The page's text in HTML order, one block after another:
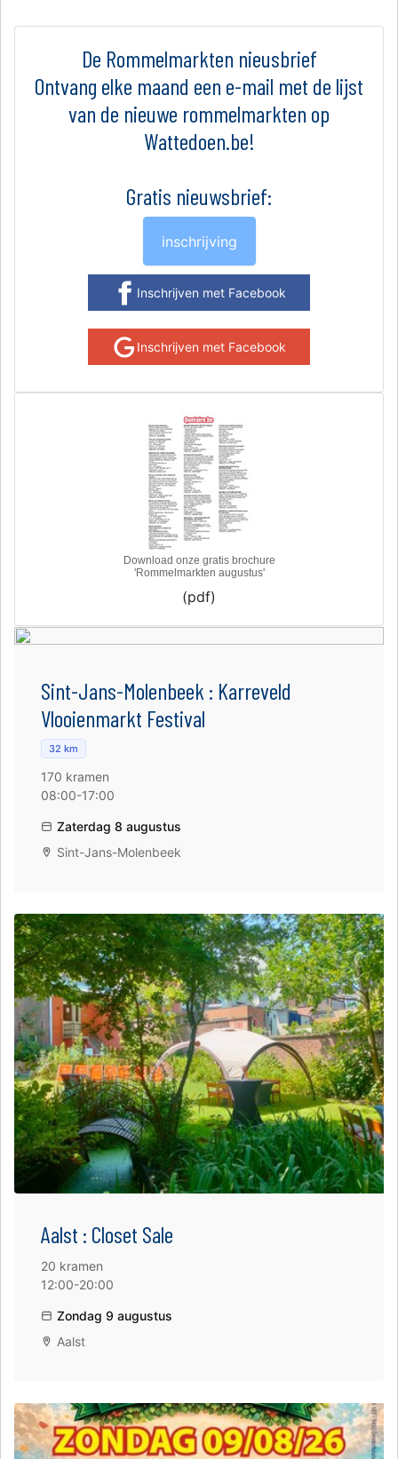
De Rommelmarkten nieusbrief
Ontvang elke maand een e-mail met de lijst
van de nieuwe rommelmarkten op
Wattedoen.be!
Gratis nieuwsbrief:
inschrijving
Inschrijven met Facebook
Inschrijven met Facebook
Download onze gratis brochure
'Rommelmarkten augustus'
(pdf)
Sint-Jans-Molenbeek : Karreveld
Vlooienmarkt Festival
32 km
170 kramen
08:00-17:00
Zaterdag 8 augustus
Sint-Jans-Molenbeek
Aalst : Closet Sale
20 kramen
12:00-20:00
Zondag 9 augustus
Aalst